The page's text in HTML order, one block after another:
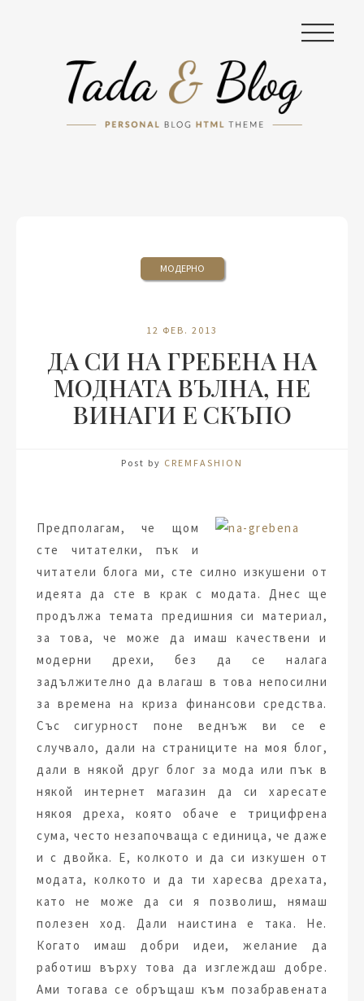
|||
МОДЕРНО
12 ФЕВ. 2013
ДА СИ НА ГРЕБЕНА НА
МОДНАТА ВЪЛНА, НЕ
ВИНАГИ Е СКЪПО
Post by CREMFASHION
Предполагам, че щом
сте читателки, пък и
читатели блога ми, сте силно изкушени от
идеята да сте в крак с модата. Днес ще
продължа темата предишния си материал,
за това, че може да имаш качествени и
модерни дрехи, без да се налага
задължително да влагаш в това непосилни
за времена на криза финансови средства.
Със сигурност поне веднъж ви се е
случвало, дали на страниците на моя блог,
дали в някой друг блог за мода или пък в
някой интернет магазин да си харесате
някоя дреха, която обаче е трицифрена
сума, често незапочваща с единица, че даже
и с двойка. Е, колкото и да си изкушен от
модата, колкото и да ти харесва дрехата,
като не може да си я позволиш, нямаш
полезен ход. Дали наистина е така. Не.
Когато имаш добри идеи, желание да
работиш върху това да изглеждаш добре.
Ами тогава се обръщаш към позабравената